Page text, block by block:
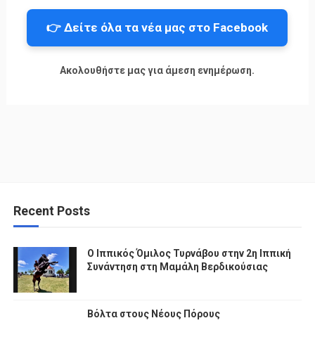
👉 Δείτε όλα τα νέα μας στο Facebook
Ακολουθήστε μας για άμεση ενημέρωση.
Recent Posts
Ο Ιππικός Όμιλος Τυρνάβου στην 2η Ιππική
Συνάντηση στη Μαμάλη Βερδικούσιας
Βόλτα στους Νέους Πόρους